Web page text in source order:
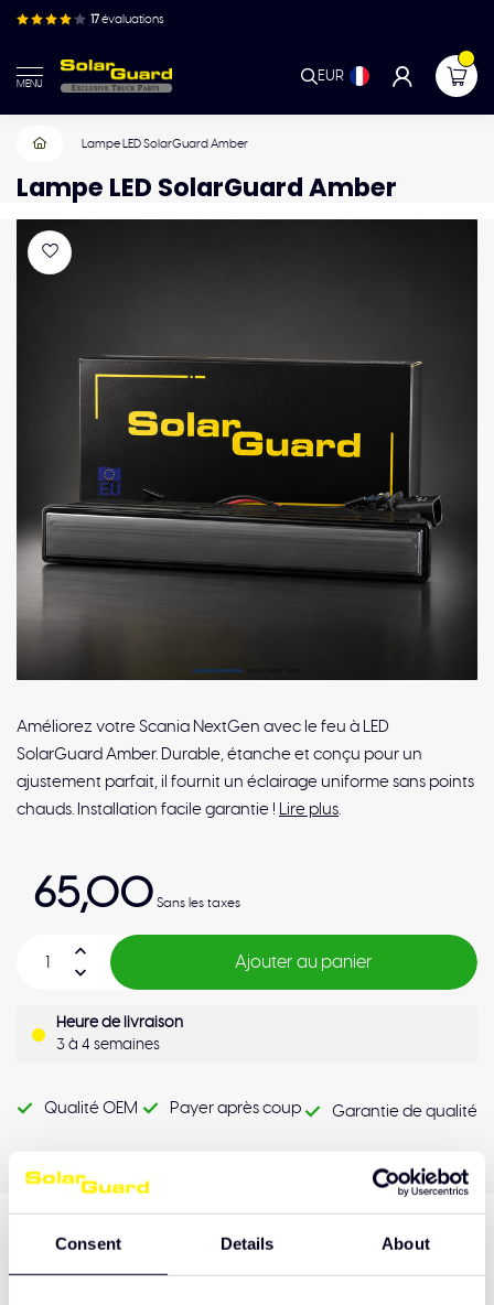
Consent Details About
17évaluations
MENU
EUR
Lampe LED SolarGuard Amber
Lampe LED SolarGuard Amber
Améliorez votre Scania NextGen avec le feu à LED
SolarGuard Amber. Durable, étanche et conçu pour un
ajustement parfait, il fournit un éclairage uniforme sans points
chauds. Installation facile garantie ! Lire plus.
65,00 Sans les taxes
Ajouter au panier
Heure de livraison
3 à 4 semaines
Qualité OEM Payer après coup Garantie de qualité